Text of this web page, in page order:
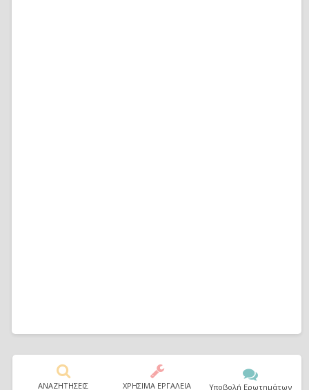
ΑΝΑΖΗΤΗΣΕΙΣ ΧΡΗΣΙΜΑ ΕΡΓΑΛΕΙΑ Υποβολή Ερωτημάτων